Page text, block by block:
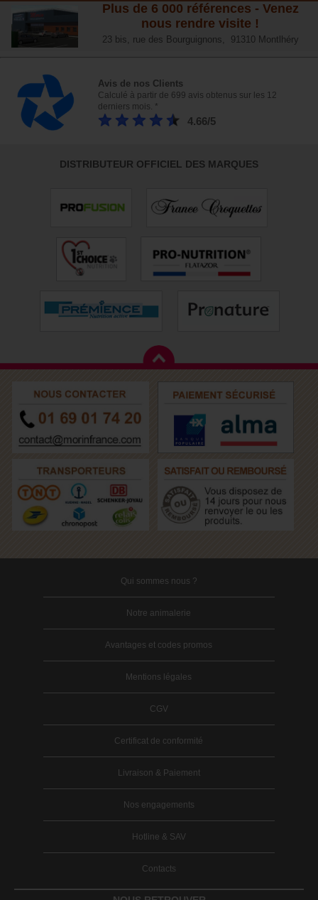
Plus de 6 000 références - Venez
nous rendre visite !
23 bis, rue des Bourguignons, 91310 Montlhéry
Avis de nos Clients
Calculé à partir de 699 avis obtenus sur les 12
derniers mois. *
4.66/5
DISTRIBUTEUR OFFICIEL DES MARQUES
Qui sommes nous ?
Notre animalerie
Avantages et codes promos
Mentions légales
CGV
Certificat de conformité
Livraison & Paiement
Nos engagements
Hotline & SAV
Contacts